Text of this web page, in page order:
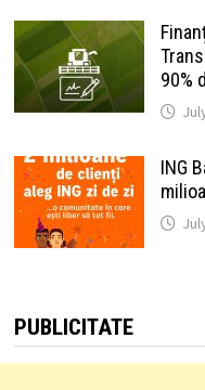
90%
ING
PUBLICITATE